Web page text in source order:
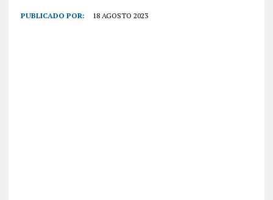
PUBLICADO POR: 18 AGOSTO 2023